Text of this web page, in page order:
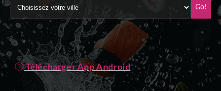
Go!
Télécharger App Android